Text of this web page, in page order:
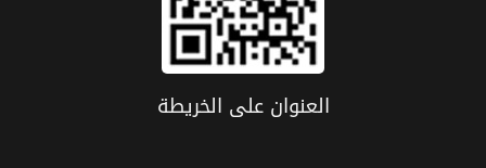
العنوان علی الخریطة